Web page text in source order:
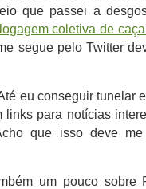
que passei a
coletiva de
segue pelo Twitter
eu conseguir tunelar
para notícias
que isso deve
um pouco sobre